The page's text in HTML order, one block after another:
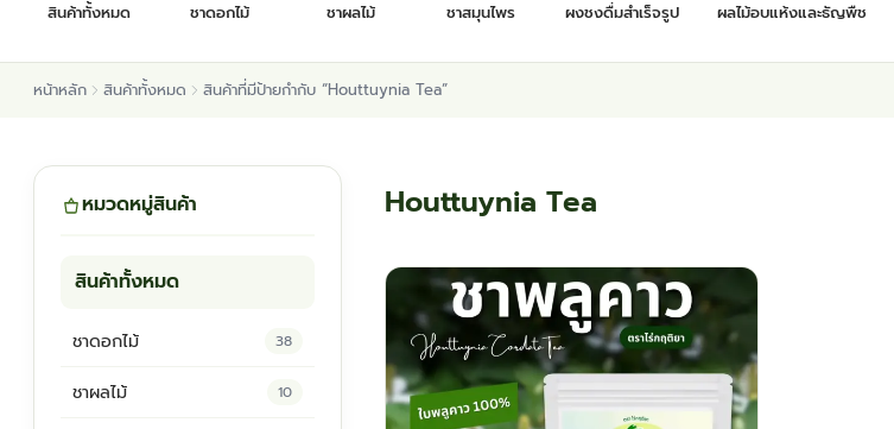
สินค้าทั้งหมด ชาดอกไม้ ชาผลไม้ ชาสมุนไพร ผงชงดื่มสำเร็จรูป ผลไม้อบแห้งและธัญพืช
หน้าหลัก สินค้าทั้งหมด สินค้าที่มีป้ายกำกับ “Houttuynia Tea”
หมวดหมู่สินค้า
สินค้าทั้งหมด
ชาดอกไม้ 38
ชาผลไม้ 10
Houttuynia Tea